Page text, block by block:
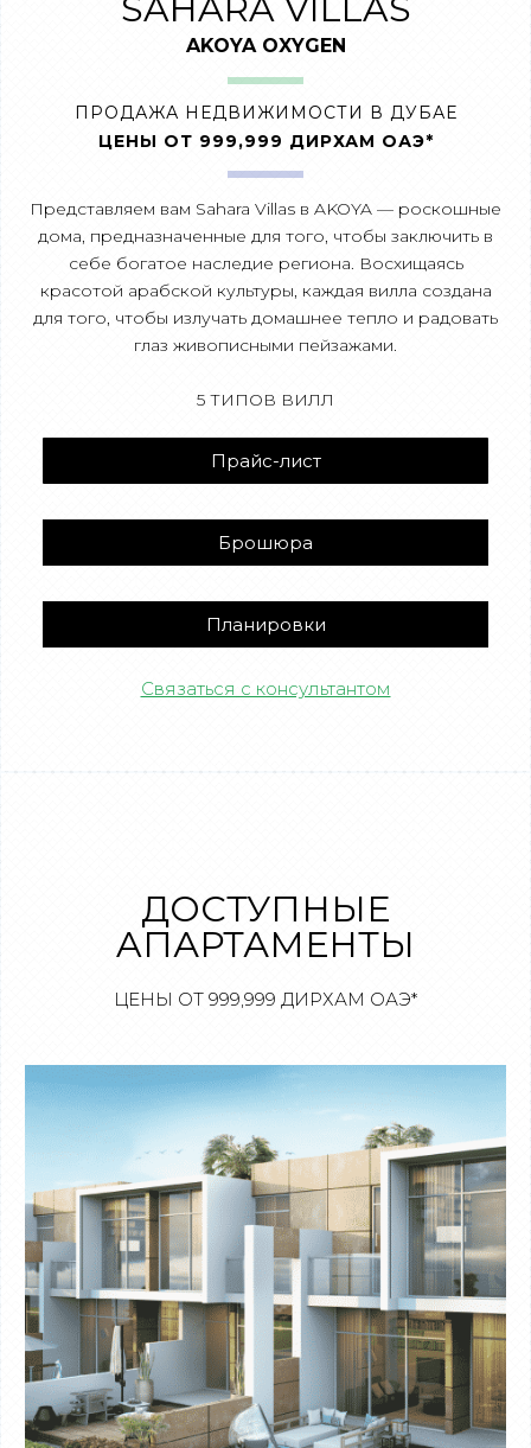
SAHARA VILLAS
AKOYA OXYGEN
ПРОДАЖА НЕДВИЖИМОСТИ В ДУБАЕ
ЦЕНЫ ОТ 999,999 ДИРХАМ ОАЭ*
Представляем вам Sahara Villas в AKOYA — роскошные
дома, предназначенные для того, чтобы заключить в
себе богатое наследие региона. Восхищаясь
красотой арабской культуры, каждая вилла создана
для того, чтобы излучать домашнее тепло и радовать
глаз живописными пейзажами.
5 ТИПОВ ВИЛЛ
Прайс-лист
Брошюра
Планировки
Связаться с консультантом
ДОСТУПНЫЕ
AПАРТАМЕНТЫ
ЦЕНЫ ОТ 999,999 ДИРХАМ ОАЭ*